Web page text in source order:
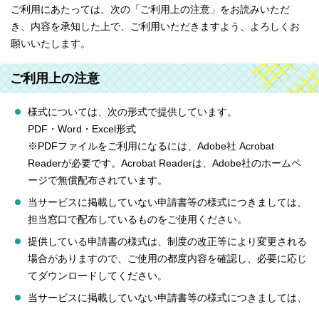
ご利用にあたっては、次の「ご利用上の注意」をお読みいただ
き、内容を承知した上で、ご利用いただきますよう、よろしくお
願いいたします。
ご利用上の注意
様式については、次の形式で提供しています。
PDF・Word・Excel形式
※PDFファイルをご利用になるには、Adobe社 Acrobat
Readerが必要です。Acrobat Readerは、Adobe社のホームペ
ージで無償配布されています。
当サービスに掲載していない申請書等の様式につきましては、
担当窓口で配布しているものをご使用ください。
提供している申請書の様式は、制度の改正等により変更される
場合がありますので、ご使用の都度内容を確認し、必要に応じ
てダウンロードしてください。
当サービスに掲載していない申請書等の様式につきましては、